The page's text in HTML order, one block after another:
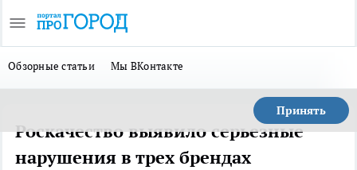
Обзорные статьи Мы ВКонтакте
Принять
Роскачество выявило серьезные
нарушения в трех брендах